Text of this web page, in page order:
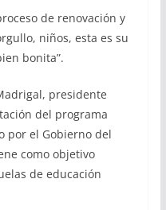
de renovación y
niños, esta es su
bonita”.
presidente
del programa
por el Gobierno del
como objetivo
de educación